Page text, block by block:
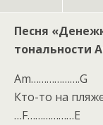
Песня
тональности
Am……………….G
Кто-то на
…F………………E